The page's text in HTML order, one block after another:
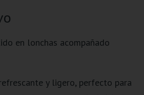
y ligero, perfecto para